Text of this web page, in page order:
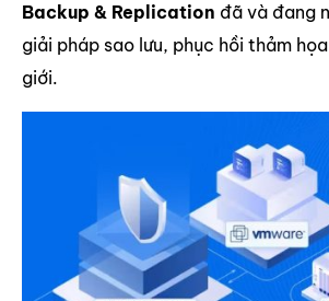
Backup & Replication đã và đang
giải pháp sao lưu, phục hồi thảm
giới.